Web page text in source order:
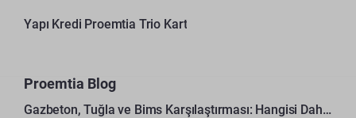
Yapı Kredi Proemtia Trio Kart
Proemtia Blog
Gazbeton, Tuğla ve Bims Karşılaştırması: Hangisi Daha Avantajlı?